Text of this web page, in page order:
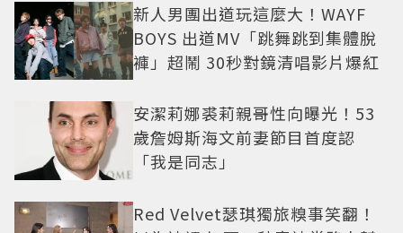
新人男團出道玩這麼大！WAYF
BOYS 出道MV「跳舞跳到集體脫
褲」超鬧 30秒對鏡清唱影片爆紅
安潔莉娜裘莉親哥性向曝光！53
歲詹姆斯海文前妻節目首度認
「我是同志」
Red Velvet瑟琪獨旅糗事笑翻！